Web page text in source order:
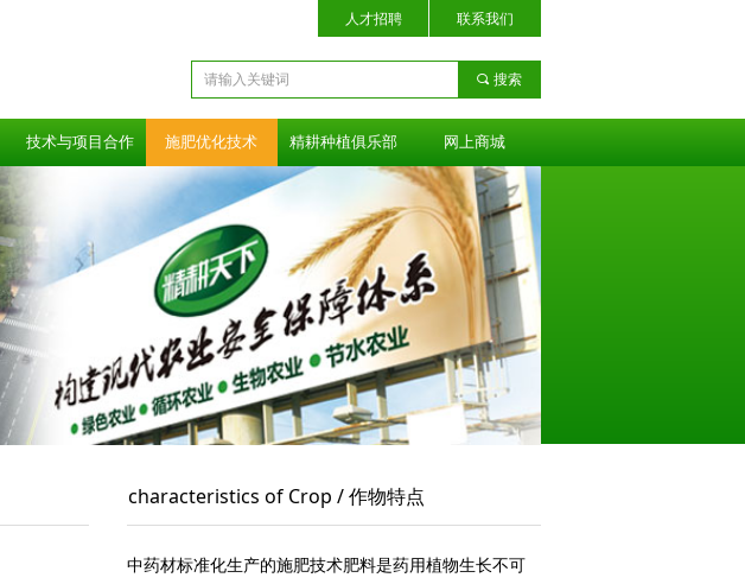
技术与项目合作 施肥优化技术 精耕种植俱乐部 网上商城
끠 搜索
人才招聘 联系我们
中药材标准化生产的施肥技术肥料是药用植物生长不可
characteristics of Crop / 作物特点